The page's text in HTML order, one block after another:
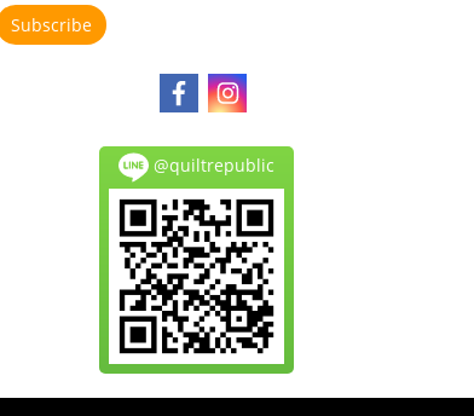
Subscribe
@quiltrepublic